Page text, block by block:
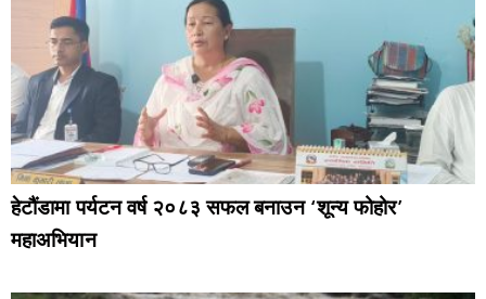
हेटौंडामा पर्यटन वर्ष २०८३ सफल बनाउन ‘शून्य फोहोर’
महाअभियान